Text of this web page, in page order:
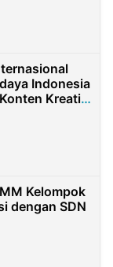
Indonesia
Kreatif
Kelompok
dengan SDN